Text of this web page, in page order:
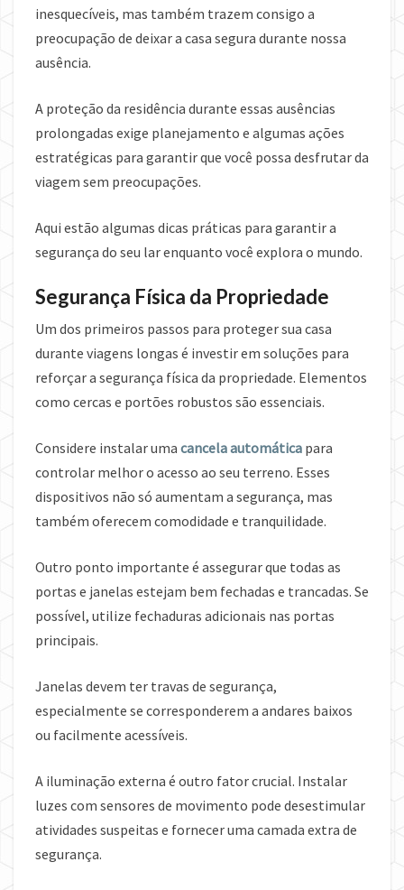
inesquecíveis, mas também trazem consigo a
preocupação de deixar a casa segura durante nossa
ausência.
A proteção da residência durante essas ausências
prolongadas exige planejamento e algumas ações
estratégicas para garantir que você possa desfrutar da
viagem sem preocupações.
Aqui estão algumas dicas práticas para garantir a
segurança do seu lar enquanto você explora o mundo.
Segurança Física da Propriedade
Um dos primeiros passos para proteger sua casa
durante viagens longas é investir em soluções para
reforçar a segurança física da propriedade. Elementos
como cercas e portões robustos são essenciais.
Considere instalar uma cancela automática para
controlar melhor o acesso ao seu terreno. Esses
dispositivos não só aumentam a segurança, mas
também oferecem comodidade e tranquilidade.
Outro ponto importante é assegurar que todas as
portas e janelas estejam bem fechadas e trancadas. Se
possível, utilize fechaduras adicionais nas portas
principais.
Janelas devem ter travas de segurança,
especialmente se corresponderem a andares baixos
ou facilmente acessíveis.
A iluminação externa é outro fator crucial. Instalar
luzes com sensores de movimento pode desestimular
atividades suspeitas e fornecer uma camada extra de
segurança.